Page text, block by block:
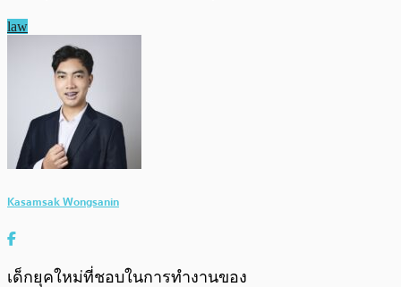
law
Kasamsak Wongsanin
เด็กยุคใหม่ที่ชอบในการทำงานของ